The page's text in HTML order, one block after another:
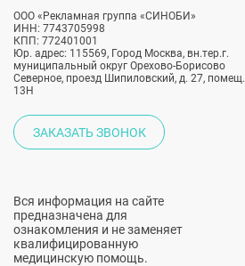
ООО «Рекламная группа «СИНОБИ»
ИНН: 7743705998
КПП: 772401001
Юр. адрес: 115569, Город Москва, вн.тер.г.
муниципальный округ Орехово-Борисово
Северное, проезд Шипиловский, д. 27, помещ.
13Н
ЗАКАЗАТЬ ЗВОНОК
Вся информация на сайте
предназначена для
ознакомления и не заменяет
квалифицированную
медицинскую помощь.